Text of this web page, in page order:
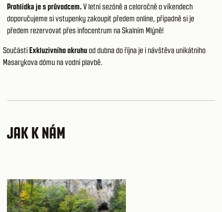
Prohlídka je s průvodcem.V letní sezóně a celoročně o víkendech
doporučujeme si vstupenky zakoupit předem online, případně si je
předem rezervovat přes infocentrum na Skalním Mlýně!
SoučástíExkluzivního okruhuod dubna do října je i návštěva unikátního
Masarykova dómu na vodní plavbě.
JAK K NÁM